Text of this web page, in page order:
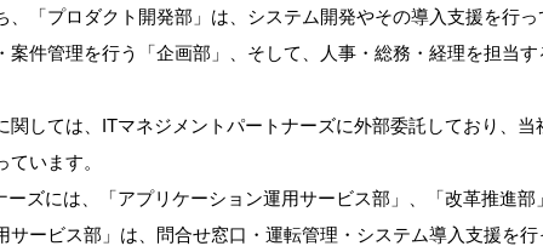
、「プロダクト開発部」は、システム開発やその導入支援を行
案件管理を行う「企画部」、そして、人事・総務・経理を担当
関しては、ITマネジメントパートナーズに外部委託しており、
います。
ーズには、「アプリケーション運用サービス部」、「改革推進部
サービス部」は、問合せ窓口・運転管理・システム導入支援を